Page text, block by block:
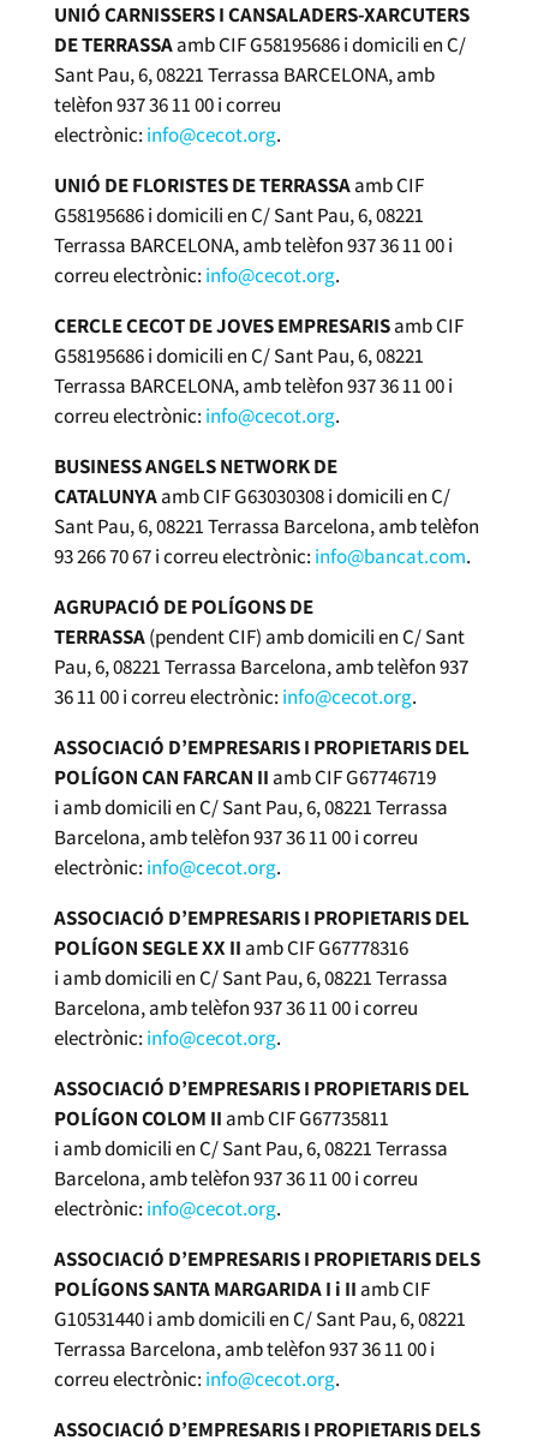
UNIÓ CARNISSERS I CANSALADERS-XARCUTERS
DE TERRASSAamb CIF G58195686 i domicili en C/
Sant Pau, 6, 08221 Terrassa BARCELONA, amb
telèfon 937 36 11 00 i correu
electrònic:info@cecot.org.
UNIÓ DE FLORISTES DE TERRASSAamb CIF
G58195686 i domicili en C/ Sant Pau, 6, 08221
Terrassa BARCELONA, amb telèfon 937 36 11 00 i
correu electrònic:info@cecot.org.
CERCLE CECOT DE JOVES EMPRESARISamb CIF
G58195686 i domicili en C/ Sant Pau, 6, 08221
Terrassa BARCELONA, amb telèfon 937 36 11 00 i
correu electrònic:info@cecot.org.
BUSINESS ANGELS NETWORK DE
CATALUNYAamb CIF G63030308 i domicili en C/
Sant Pau, 6, 08221 Terrassa Barcelona, amb telèfon
93 266 70 67 i correu electrònic:info@bancat.com.
AGRUPACIÓ DE POLÍGONS DE
TERRASSA(pendent CIF) amb domicili en C/ Sant
Pau, 6, 08221 Terrassa Barcelona, amb telèfon 937
36 11 00 i correu electrònic:info@cecot.org.
ASSOCIACIÓ D’EMPRESARIS I PROPIETARIS DEL
POLÍGON CAN FARCAN II amb CIF G67746719
i amb domicili en C/ Sant Pau, 6, 08221 Terrassa
Barcelona, amb telèfon 937 36 11 00 i correu
electrònic:info@cecot.org.
ASSOCIACIÓ D’EMPRESARIS I PROPIETARIS DEL
POLÍGON SEGLE XX II amb CIF G67778316
i amb domicili en C/ Sant Pau, 6, 08221 Terrassa
Barcelona, amb telèfon 937 36 11 00 i correu
electrònic:info@cecot.org.
ASSOCIACIÓ D’EMPRESARIS I PROPIETARIS DEL
POLÍGON COLOM II amb CIF G67735811
i amb domicili en C/ Sant Pau, 6, 08221 Terrassa
Barcelona, amb telèfon 937 36 11 00 i correu
electrònic:info@cecot.org.
ASSOCIACIÓ D’EMPRESARIS I PROPIETARIS DELS
POLÍGONS SANTA MARGARIDA I i II amb CIF
G10531440 i amb domicili en C/ Sant Pau, 6, 08221
Terrassa Barcelona, amb telèfon 937 36 11 00 i
correu electrònic:info@cecot.org.
ASSOCIACIÓ D’EMPRESARIS I PROPIETARIS DELS